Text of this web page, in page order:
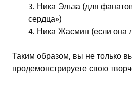
Ника-Эльза (для
сердца»)
Ника-Жасмин (если она
Таким образом, вы не только
продемонстрируете свою